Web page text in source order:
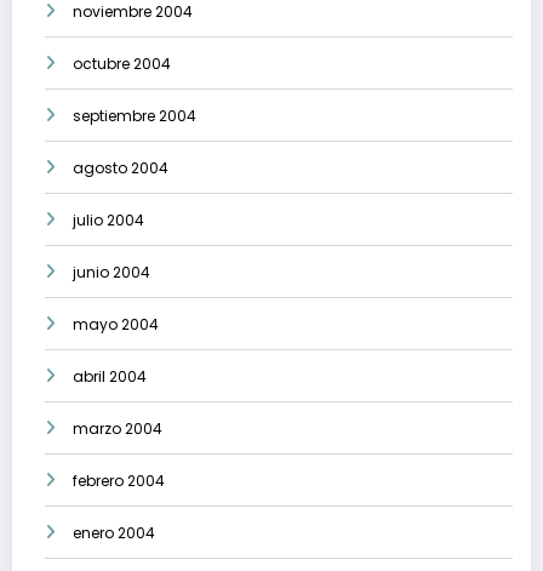
noviembre 2004
octubre 2004
septiembre 2004
agosto 2004
julio 2004
junio 2004
mayo 2004
abril 2004
marzo 2004
febrero 2004
enero 2004